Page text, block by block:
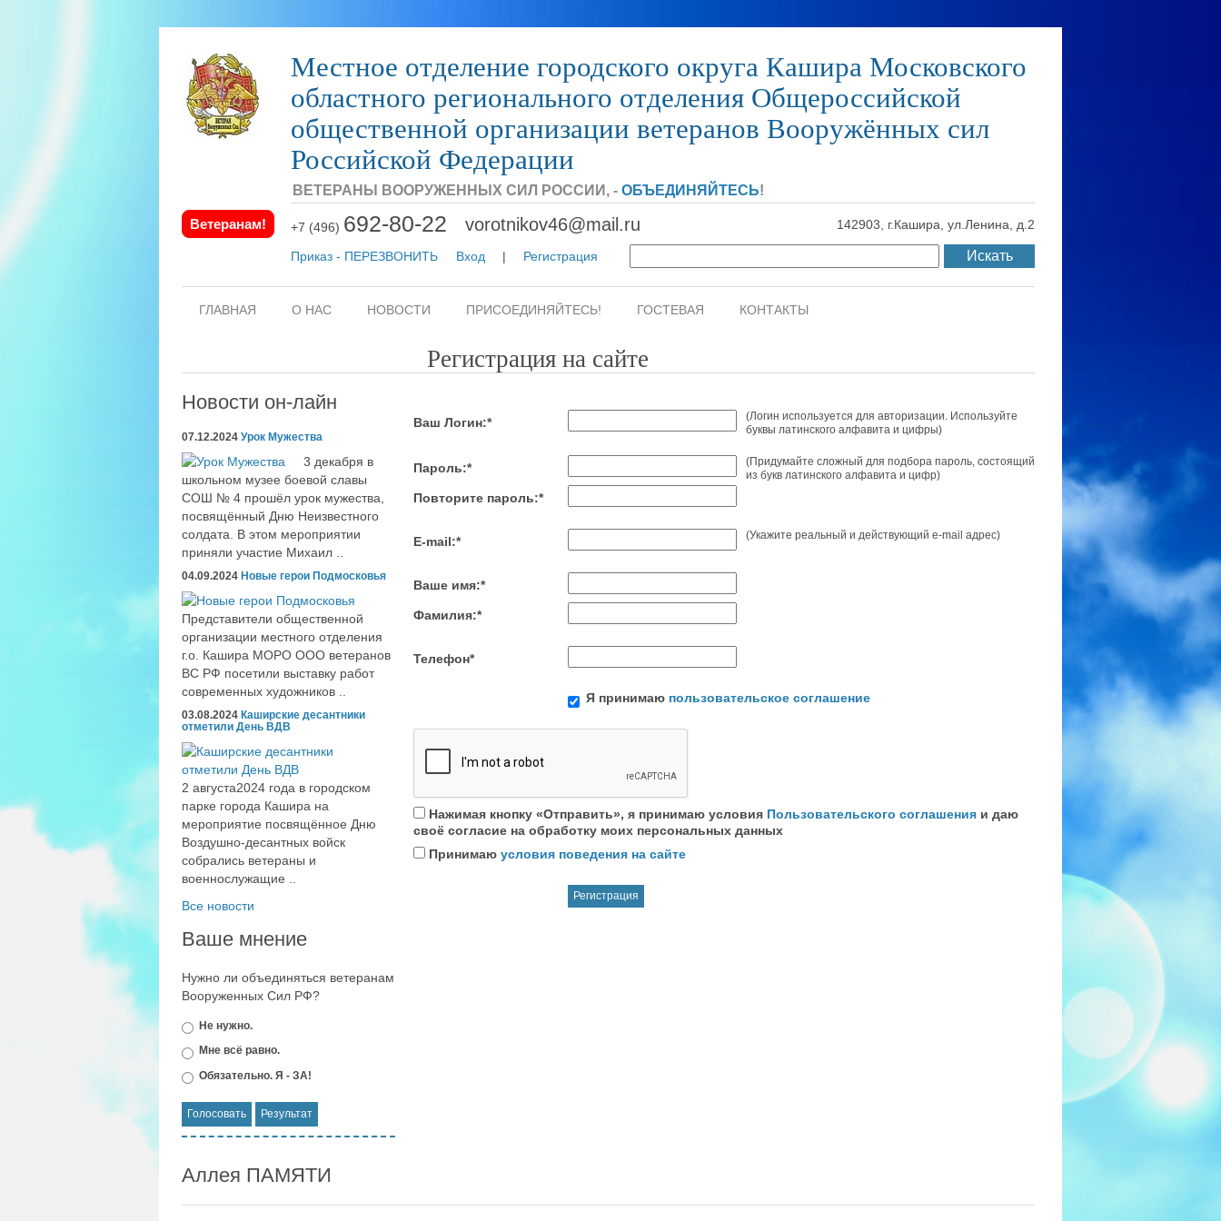
Местное отделение городского округа Кашира Московского
областного регионального отделения Общероссийской
общественной организации ветеранов Вооружённых сил
Российской Федерации
ВЕТЕРАНЫ ВООРУЖЕННЫХ СИЛ РОССИИ, - ОБЪЕДИНЯЙТЕСЬ!
Ветеранам! +7 (496) 692-80-22 vorotnikov46@mail.ru 142903, г.Кашира, ул.Ленина, д.2
Приказ - ПЕРЕЗВОНИТЬ Вход | Регистрация
ГЛАВНАЯ О НАС НОВОСТИ ПРИСОЕДИНЯЙТЕСЬ! ГОСТЕВАЯ КОНТАКТЫ
Регистрация на сайте
Новости он-лайн
07.12.2024 Урок Мужества
3 декабря в
школьном музее боевой славы
СОШ № 4 прошёл урок мужества,
посвящённый Дню Неизвестного
солдата. В этом мероприятии
приняли участие Михаил ..
04.09.2024 Новые герои Подмосковья
Представители общественной
организации местного отделения
г.о. Кашира МОРО ООО ветеранов
ВС РФ посетили выставку работ
современных художников ..
03.08.2024 Каширские десантники
отметили День ВДВ
2 августа2024 года в городском
парке города Кашира на
мероприятие посвящённое Дню
Воздушно-десантных войск
собрались ветераны и
военнослужащие ..
Все новости
Ваше мнение
Нужно ли объединяться ветеранам
Вооруженных Сил РФ?
Не нужно.
Мне всё равно.
Обязательно. Я - ЗА!
Аллея ПАМЯТИ
Ваш Логин:*
(Логин используется для авторизации. Используйте
буквы латинского алфавита и цифры)
Пароль:*
(Придумайте сложный для подбора пароль, состоящий
из букв латинского алфавита и цифр)
Повторите пароль:*
E-mail:* (Укажите реальный и действующий e-mail адрес)
Ваше имя:*
Фамилия:*
Телефон*
Я принимаю пользовательское соглашение
Нажимая кнопку «Отправить», я принимаю условия Пользовательского соглашенияи даю
своё согласие на обработку моих персональных данных
Принимаю условия поведения на сайте